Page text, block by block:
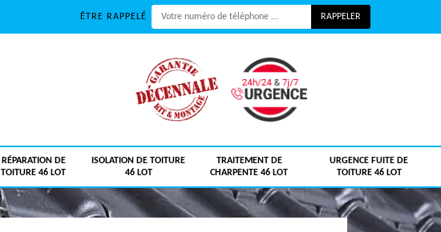
ÊTRE RAPPELÉ
RÉPARATION DE
TOITURE 46 LOT
ISOLATION DE TOITURE
46 LOT
TRAITEMENT DE
CHARPENTE 46 LOT
URGENCE FUITE DE
TOITURE 46 LOT